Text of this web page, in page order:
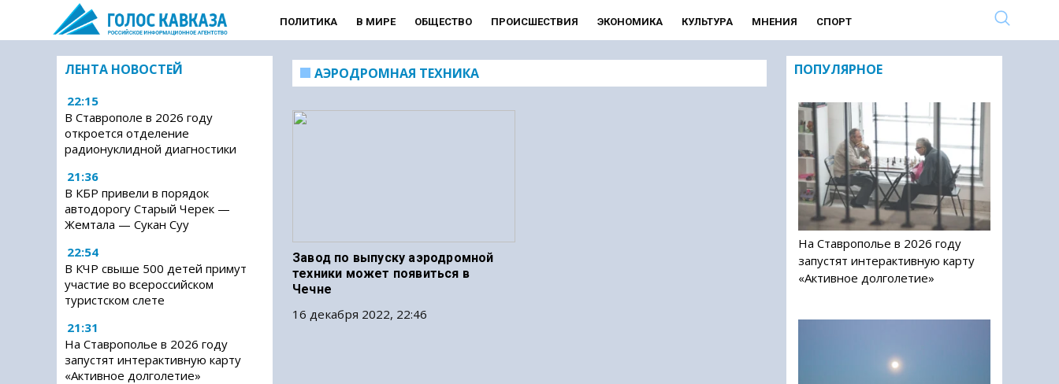
ПОЛИТИКА В МИРЕ ОБЩЕСТВО ПРОИСШЕСТВИЯ ЭКОНОМИКА КУЛЬТУРА МНЕНИЯ СПОРТ
ЛЕНТА НОВОСТЕЙ
22:15
В Ставрополе в 2026 году
откроется отделение
радионуклидной диагностики
21:36
В КБР привели в порядок
автодорогу Старый Черек —
Жемтала — Сукан Суу
22:54
В КЧР свыше 500 детей примут
участие во всероссийском
туристском слете
21:31
На Ставрополье в 2026 году
запустят интерактивную карту
«Активное долголетие»
АЭРОДРОМНАЯ ТЕХНИКА
Завод по выпуску аэродромной
техники может появиться в
Чечне
16 декабря 2022, 22:46
ПОПУЛЯРНОЕ
На Ставрополье в 2026 году
запустят интерактивную карту
«Активное долголетие»